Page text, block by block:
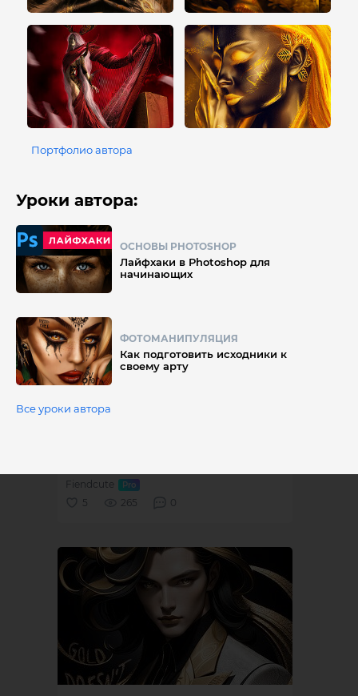
Портфолио автора
Уроки автора:
ОСНОВЫ PHOTOSHOP
Лайфхаки в Photoshop для
начинающих
ФОТОМАНИПУЛЯЦИЯ
Как подготовить исходники к
своему арту
Все уроки автора